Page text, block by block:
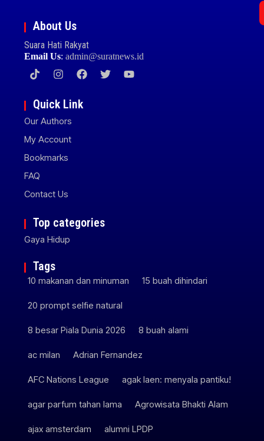
About Us
Suara Hati Rakyat
Email Us:admin@suratnews.id
Quick Link
Our Authors
My Account
Bookmarks
FAQ
Contact Us
Top categories
Gaya Hidup
Tags
10 makanan dan minuman 15 buah dihindari
20 prompt selfie natural
8 besar Piala Dunia 2026 8 buah alami
ac milan Adrian Fernandez
AFC Nations League agak laen: menyala pantiku!
agar parfum tahan lama Agrowisata Bhakti Alam
ajax amsterdam alumni LPDP